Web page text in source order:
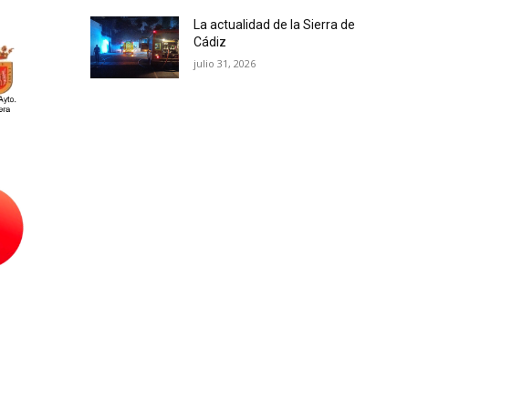
La actualidad de la Sierra de
Cádiz
julio 31, 2026